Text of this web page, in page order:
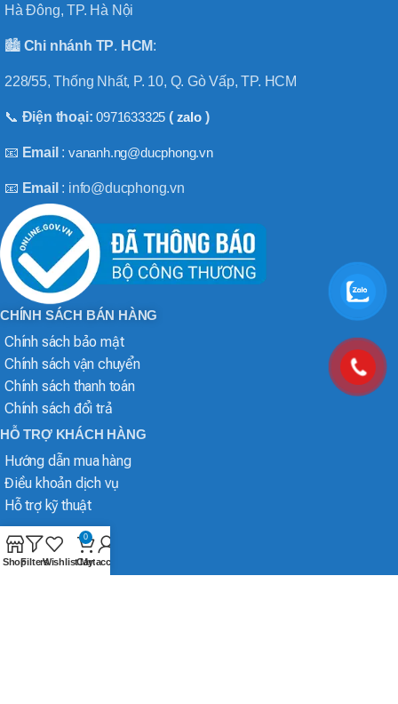
Hà Đông, TP. Hà Nội
🏙️ Chi nhánh TP. HCM:
228/55, Thống Nhất, P. 10, Q. Gò Vấp, TP. HCM
📞 Điện thoại:0971633325 ( zalo)
📧 Email :vananh.ng@ducphong.vn
📧 Email : info@ducphong.vn
CHÍNH SÁCH BÁN HÀNG
Chính sách bảo mật
Chính sách vận chuyển
Chính sách thanh toán
Chính sách đổi trả
HỖ TRỢ KHÁCH HÀNG
Hướng dẫn mua hàng
Điều khoản dịch vụ
Hỗ trợ kỹ thuật
ShopFiltersWishlist
0
Cart
My account